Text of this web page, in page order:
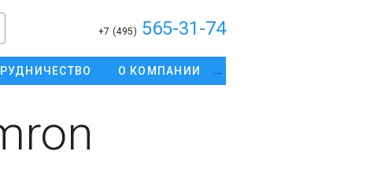
+7 (495) 565-31-74
О КОМПАНИИ